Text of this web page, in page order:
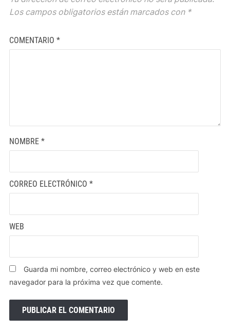
Los campos obligatorios están marcados con *
COMENTARIO *
NOMBRE *
CORREO ELECTRÓNICO *
WEB
Guarda mi nombre, correo electrónico y web en este
navegador para la próxima vez que comente.